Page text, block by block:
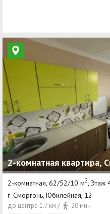
2-комнатная квартира,
2-комнатная, 62/52/10 м2, Этаж
г. Сморгонь, Юбилейная, 12
до центра 1.7 км / 20 мин